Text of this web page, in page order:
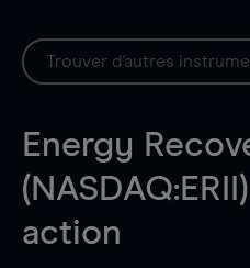
Energy
action